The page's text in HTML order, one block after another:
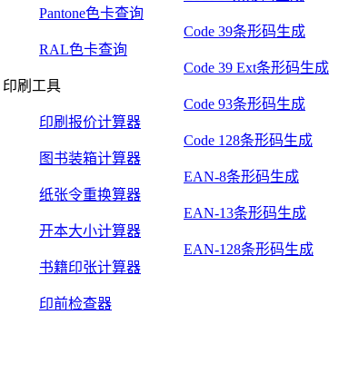
Pantone色卡查询
RAL色卡查询
印刷工具
印刷报价计算器
图书装箱计算器
纸张令重换算器
开本大小计算器
书籍印张计算器
印前检查器
Code 39条形码生成
Code 39 Ext条形码生成
Code 93条形码生成
Code 128条形码生成
EAN-8条形码生成
EAN-13条形码生成
EAN-128条形码生成